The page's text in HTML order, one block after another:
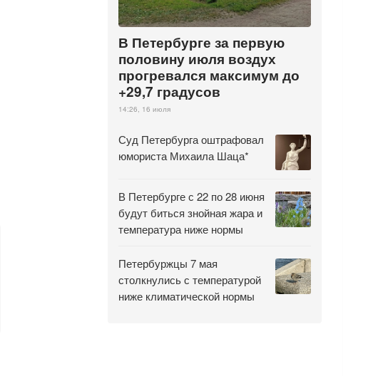
В Петербурге за первую
половину июля воздух
прогревался максимум до
+29,7 градусов
14:26, 16 июля
Суд Петербурга оштрафовал
юмориста Михаила Шаца*
В Петербурге с 22 по 28 июня
будут биться знойная жара и
температура ниже нормы
Петербуржцы 7 мая
столкнулись с температурой
ниже климатической нормы